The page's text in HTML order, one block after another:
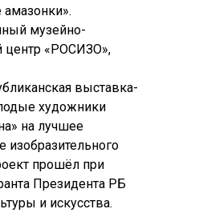
музейно-
центр «РОСИЗО»,
выставка-
художники
на лучшее
изобразительного
прошёл при
Президента РБ
и искусства.